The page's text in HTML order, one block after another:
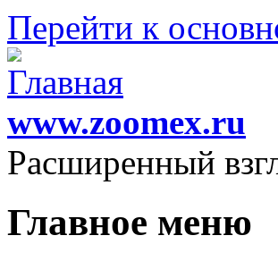
Перейти к
www.zoomex.ru
Расширенный
Главное меню